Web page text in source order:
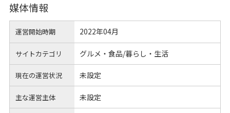
媒体情報
運営開始時期 2022年04月
サイトカテゴリ グルメ・食品/暮らし・生活
現在の運営状況 未設定
主な運営主体 未設定